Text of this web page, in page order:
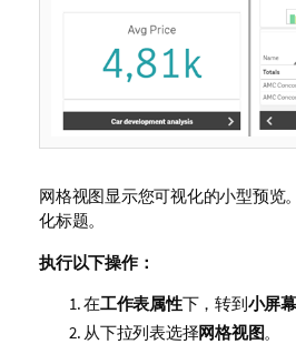
网格视图显示您可视化的小型预览
化标题。
执行以下操作：
在工作表属性下，转到小屏
从下拉列表选择网格视图。